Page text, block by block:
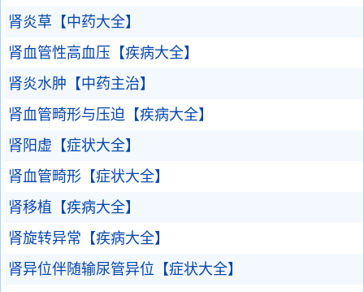
肾炎草【中药大全】
肾血管性高血压【疾病大全】
肾炎水肿【中药主治】
肾血管畸形与压迫【疾病大全】
肾阳虚【症状大全】
肾血管畸形【症状大全】
肾移植【疾病大全】
肾旋转异常【疾病大全】
肾异位伴随输尿管异位【症状大全】